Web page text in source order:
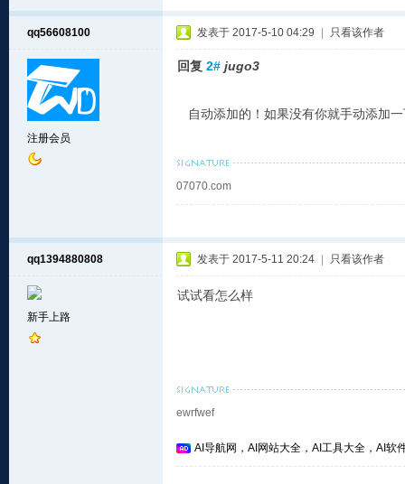
qq56608100
注册会员
发表于 2017-5-10 04:29 只看该作者
回复 2# jugo3
自动添加的！如果没有你就手动添加
07070.com
qq1394880808
新手上路
发表于 2017-5-11 20:24 只看该作者
试试看怎么样
ewrfwef
AI导航网，AI网站大全，AI工具大全，AI软